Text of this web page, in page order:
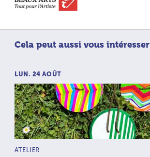
Cela peut aussi vous intéresser
LUN. 24 AOÛT
TYPE D’ACTIVITÉ :
ATELIER